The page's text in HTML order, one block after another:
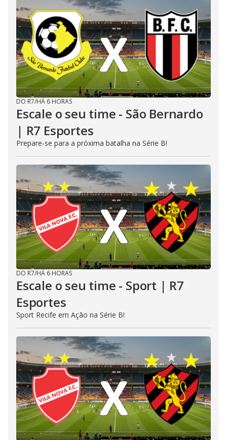
DO R7/HÁ 6 HORAS
Escale o seu time - São Bernardo
| R7 Esportes
Prepare-se para a próxima batalha na Série B!
DO R7/HÁ 6 HORAS
Escale o seu time - Sport | R7
Esportes
Sport Recife em Ação na Série B!